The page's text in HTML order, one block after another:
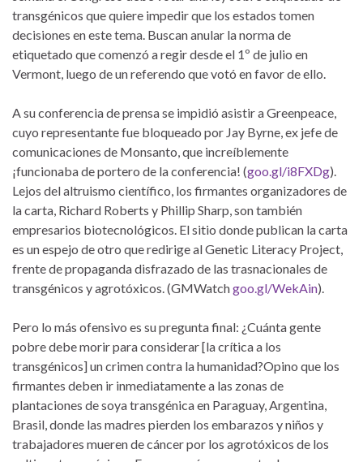
transgénicos que quiere impedir que los estados tomen
decisiones en este tema. Buscan anular la norma de
etiquetado que comenzó a regir desde el 1º de julio en
Vermont, luego de un referendo que votó en favor de ello.
A su conferencia de prensa se impidió asistir a Greenpeace,
cuyo representante fue bloqueado por Jay Byrne, ex jefe de
comunicaciones de Monsanto, que increíblemente
¡funcionaba de portero de la conferencia! (goo.gl/i8FXDg).
Lejos del altruismo científico, los firmantes organizadores de
la carta, Richard Roberts y Phillip Sharp, son también
empresarios biotecnológicos. El sitio donde publican la carta
es un espejo de otro que redirige al Genetic Literacy Project,
frente de propaganda disfrazado de las trasnacionales de
transgénicos y agrotóxicos. (GMWatchgoo.gl/WekAin).
Pero lo más ofensivo es su pregunta final: ¿Cuánta gente
pobre debe morir para considerar [la crítica a los
transgénicos] un crimen contra la humanidad?Opino que los
firmantes deben ir inmediatamente a las zonas de
plantaciones de soya transgénica en Paraguay, Argentina,
Brasil, donde las madres pierden los embarazos y niños y
trabajadores mueren de cáncer por los agrotóxicos de los